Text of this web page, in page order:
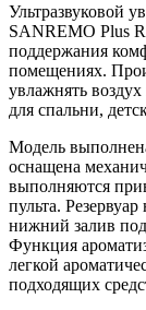
Ультразвуковой
SANREMO Plus
поддержания
помещениях.
увлажнять
для спальни,
Модель
оснащена
выполняются
пульта.
нижний залив
Функция
легкой
подходящих